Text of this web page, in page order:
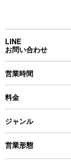
LINE
お問い合わせ
営業時間
料金
ジャンル
営業形態